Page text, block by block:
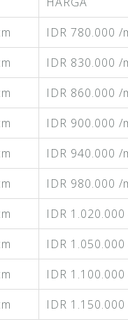
IDR 780.000 /
IDR 830.000 /
IDR 860.000 /
IDR 900.000 /
IDR 940.000 /
IDR 980.000 /
IDR 1.020.000
IDR 1.050.000
IDR 1.100.000
IDR 1.150.000